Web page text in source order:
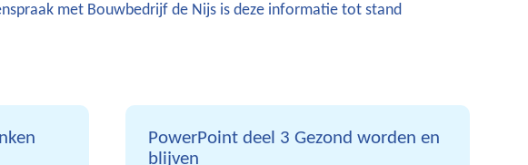
met Bouwbedrijf de Nijs is deze informatie tot stand
PowerPoint deel 3 Gezond worden en
blijven